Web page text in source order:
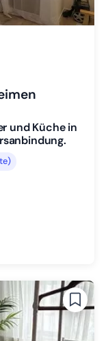
wechseln
und Küche in